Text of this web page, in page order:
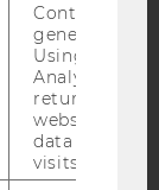
Bluesky
Contains a
generated
Using this
Analytics can
returning
website and
data from
visits.